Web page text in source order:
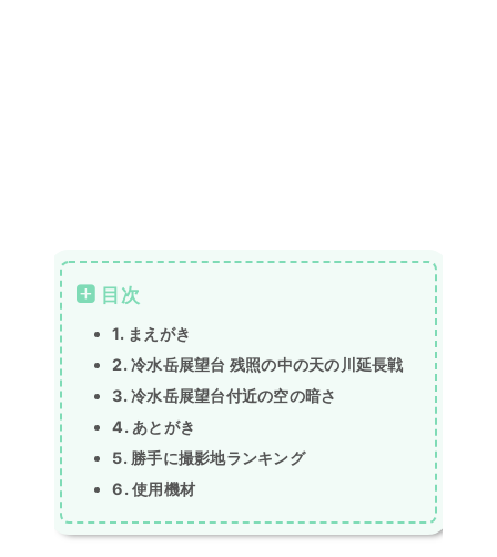
1. まえがき
2. 冷水岳展望台 残照の中の天の川延長戦
3. 冷水岳展望台付近の空の暗さ
4. あとがき
5. 勝手に撮影地ランキング
6. 使用機材